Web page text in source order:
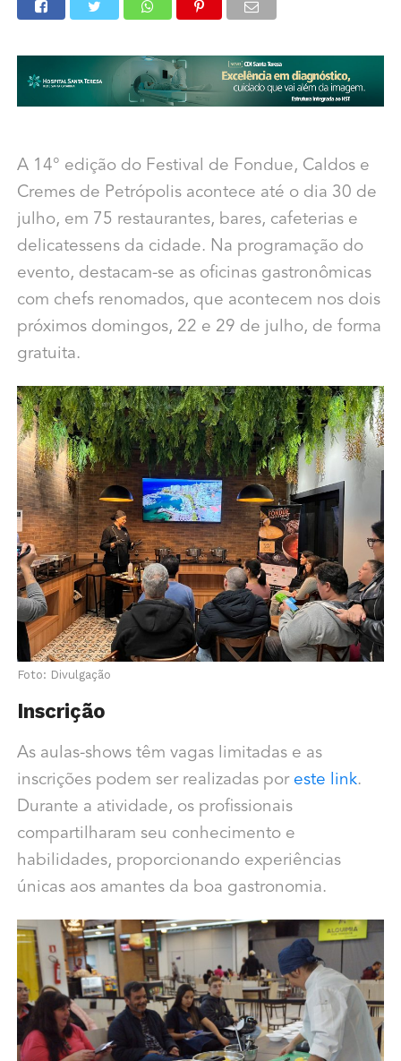
A 14° edição do Festival de Fondue, Caldos e
Cremes de Petrópolis acontece até o dia 30 de
julho, em 75 restaurantes, bares, cafeterias e
delicatessens da cidade. Na programação do
evento, destacam-se as oficinas gastronômicas
com chefs renomados, que acontecem nos dois
próximos domingos, 22 e 29 de julho, de forma
gratuita.
Foto: Divulgação
Inscrição
As aulas-shows têm vagas limitadas e as
inscrições podem ser realizadas por este link.
Durante a atividade, os profissionais
compartilharam seu conhecimento e
habilidades, proporcionando experiências
únicas aos amantes da boa gastronomia.